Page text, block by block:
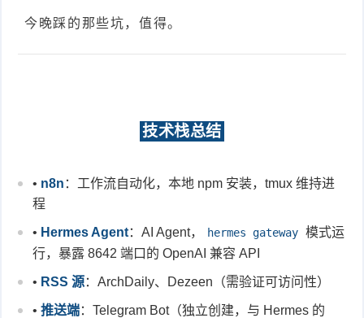
今晚踩的那些坑，值得。
技术栈总结
• n8n ：工作流自动化，本地 npm 安装，tmux 维持进
程
• Hermes Agent：AI Agent， hermes gateway 模式运
行，暴露 8642 端口的 OpenAI 兼容 API
• RSS 源：ArchDaily、Dezeen（需验证可访问性）
•推送端：Telegram Bot（独立创建，与 Hermes 的